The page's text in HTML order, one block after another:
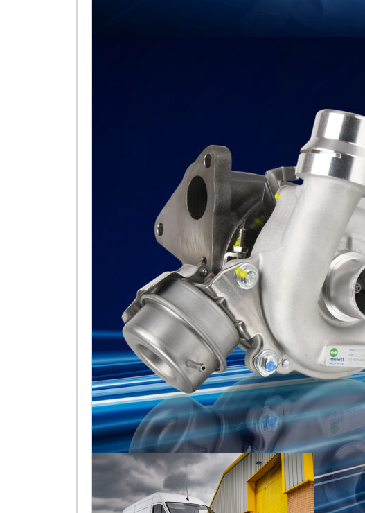
Melett esporrà al
fianco di BMTS ad
Automechanika
2026 di
Francoforte
width="5/6"]Melett torna
ad Automechanika di
Francoforte nel 2026 e, per
la prima volta dalla sua
recente acquisiz
Leggi di più… ...